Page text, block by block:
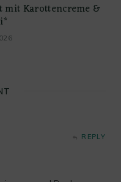
mit Karottencreme &
REPLY